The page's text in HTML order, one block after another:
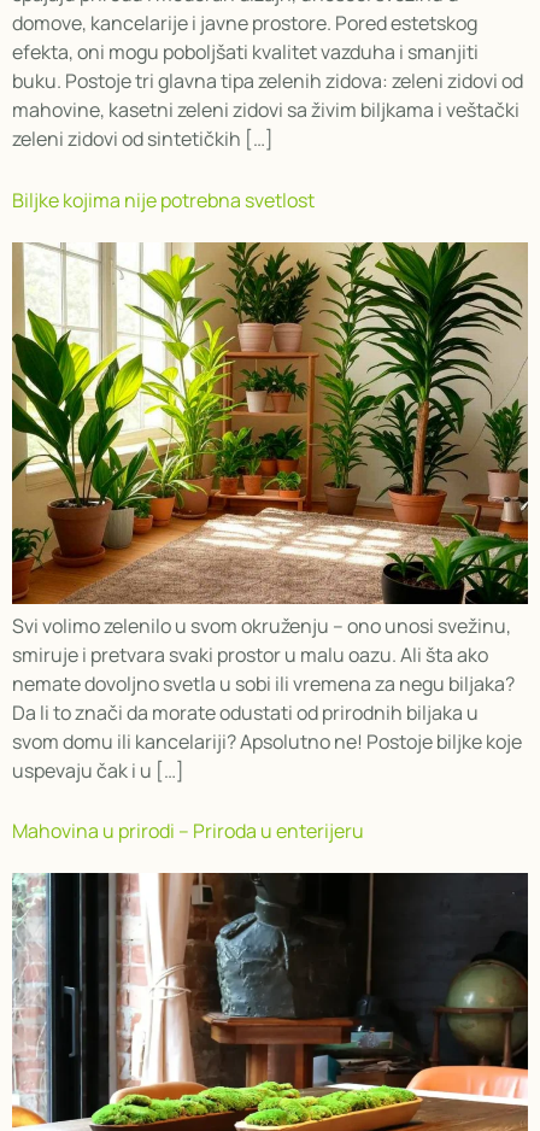
domove, kancelarije i javne prostore. Pored estetskog
efekta, oni mogu poboljšati kvalitet vazduha i smanjiti
buku. Postoje tri glavna tipa zelenih zidova: zeleni zidovi od
mahovine, kasetni zeleni zidovi sa živim biljkama i veštački
zeleni zidovi od sintetičkih […]
Biljke kojima nije potrebna svetlost
Svi volimo zelenilo u svom okruženju – ono unosi svežinu,
smiruje i pretvara svaki prostor u malu oazu. Ali šta ako
nemate dovoljno svetla u sobi ili vremena za negu biljaka?
Da li to znači da morate odustati od prirodnih biljaka u
svom domu ili kancelariji? Apsolutno ne! Postoje biljke koje
uspevaju čak i u […]
Mahovina u prirodi – Priroda u enterijeru